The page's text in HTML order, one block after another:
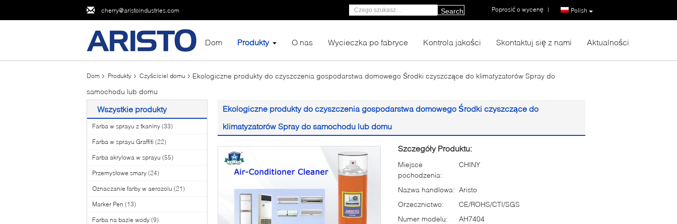
cherry@aristoindustries.com Polish
Poprosić o wycenę |
Search
Dom Produkty O nas Wycieczka po fabryce Kontrola jakości Skontaktuj się z nami Aktualności
Dom Produkty Czyściciel domu
Ekologiczne produkty do czyszczenia gospodarstwa domowego Środki czyszczące do klimatyzatorów Spray do
samochodu lub domu
Wszystkie produkty
Farba w sprayu z tkaniny (33)
Farba w sprayu Graffiti (22)
Farba akrylowa w sprayu (55)
Przemysłowe smary (24)
Oznaczanie farby w aerozolu (21)
Marker Pen (13)
Farba na bazie wody (9)
Ekologiczne produkty do czyszczenia gospodarstwa domowego Środki czyszczące do
klimatyzatorów Spray do samochodu lub domu
Szczegóły Produktu:
Miejsce
pochodzenia:
CHINY
Nazwa handlowa: Aristo
Orzecznictwo:
CE/ROHS/CTI/SGS
Numer modelu:
AH7404